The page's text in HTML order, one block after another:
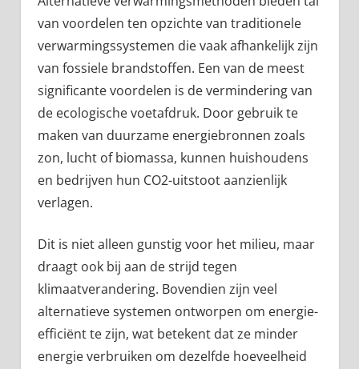
van voordelen ten opzichte van traditionele
verwarmingssystemen die vaak afhankelijk zijn
van fossiele brandstoffen. Een van de meest
significante voordelen is de vermindering van
de ecologische voetafdruk. Door gebruik te
maken van duurzame energiebronnen zoals
zon, lucht of biomassa, kunnen huishoudens
en bedrijven hun CO2-uitstoot aanzienlijk
verlagen.
Dit is niet alleen gunstig voor het milieu, maar
draagt ook bij aan de strijd tegen
klimaatverandering. Bovendien zijn veel
alternatieve systemen ontworpen om energie-
efficiënt te zijn, wat betekent dat ze minder
energie verbruiken om dezelfde hoeveelheid